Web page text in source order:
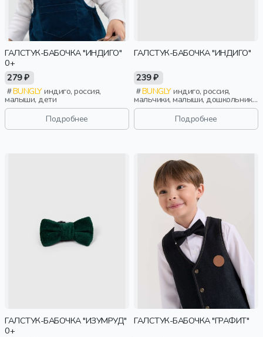
ГАЛСТУК-БАБОЧКА "ИНДИГО"
0+
279 ₽
BUNGLYиндиго, россия,
малыши, дети
Подробнее
ГАЛСТУК-БАБОЧКА "ИНДИГО"
239 ₽
BUNGLYиндиго, россия,
мальчики, малыши, дошкольники,
дети
Подробнее
ГАЛСТУК-БАБОЧКА "ИЗУМРУД"
0+
ГАЛСТУК-БАБОЧКА "ГРАФИТ"